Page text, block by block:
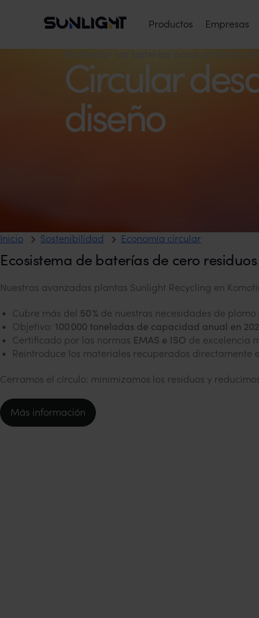
Sunlight Group
Menú principal
Productos Empresas
Rediseñar las baterías para un futuro
Circular
diseño
Inicio Sostenibilidad Economía circular
Economía circular
Ecosistema de baterías de cero residuos
Nuestras avanzadas plantas Sunlight Recycling en
Cubre más del 50 % de nuestras necesidades de
Objetivo: 100 000 toneladas de capacidad anual en
Certificado por las normas EMAS e ISO de excelencia
Reintroduce los materiales recuperados directamente
Cerramos el círculo: minimizamos los residuos y
Más información